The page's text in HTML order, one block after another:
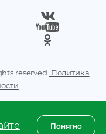
Понятно
reserved. Политика